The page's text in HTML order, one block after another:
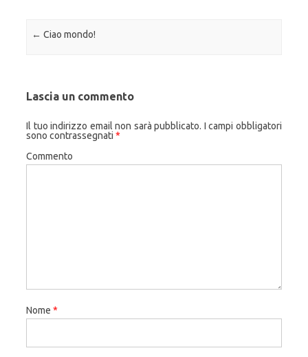
Navigazione articolo
← Ciao mondo!
Lascia un commento
Il tuo indirizzo email non sarà pubblicato. I campi obbligatori
sono contrassegnati *
Commento
Nome *